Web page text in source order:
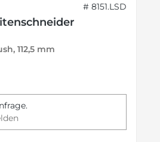
# 8151.LSD
112,5 mm